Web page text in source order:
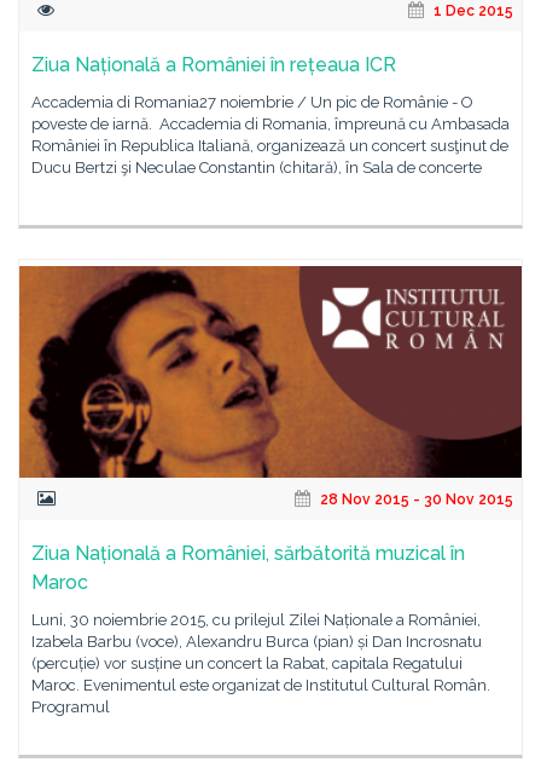
1 Dec 2015
Ziua Națională a României în rețeaua ICR
Accademia di Romania27 noiembrie / Un pic de Românie - O
poveste de iarnă. Accademia di Romania, împreună cu Ambasada
României în Republica Italiană, organizează un concert susţinut de
Ducu Bertzi şi Neculae Constantin (chitară), în Sala de concerte
28 Nov 2015 - 30 Nov 2015
Ziua Națională a României, sărbătorită muzical în
Maroc
Luni, 30 noiembrie 2015, cu prilejul Zilei Naționale a României,
Izabela Barbu (voce), Alexandru Burca (pian) și Dan Incrosnatu
(percuție) vor susține un concert la Rabat, capitala Regatului
Maroc. Evenimentul este organizat de Institutul Cultural Român.
Programul